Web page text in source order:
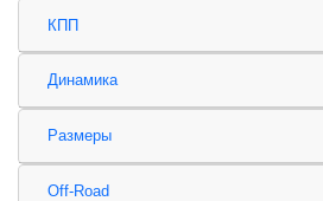
КПП
Динамика
Размеры
Off-Road